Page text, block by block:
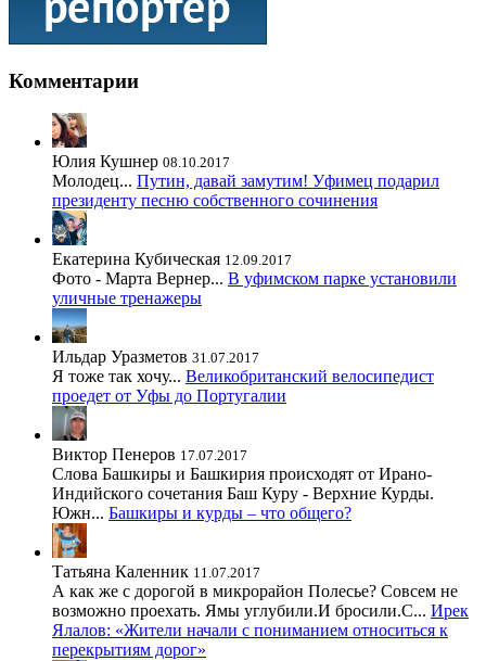
Комментарии
Юлия Кушнер 08.10.2017
Молодец... Путин, давай замутим! Уфимец подарил
президенту песню собственного сочинения
Екатерина Кубическая 12.09.2017
Фото - Марта Вернер... В уфимском парке установили
уличные тренажеры
Ильдар Уразметов 31.07.2017
Я тоже так хочу... Великобританский велосипедист
проедет от Уфы до Португалии
Виктор Пенеров 17.07.2017
Слова Башкиры и Башкирия происходят от Ирано-
Индийского сочетания Баш Куру - Верхние Курды.
Южн... Башкиры и курды – что общего?
Татьяна Каленник 11.07.2017
А как же с дорогой в микрорайон Полесье? Совсем не
возможно проехать. Ямы углубили.И бросили.С... Ирек
Ялалов: «Жители начали с пониманием относиться к
перекрытиям дорог»